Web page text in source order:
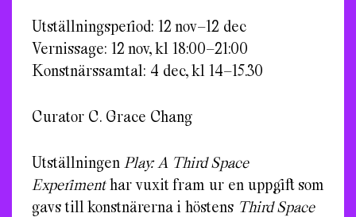
Utställningsperiod: 12 nov–12 dec
Vernissage: 12 nov, kl 18:00–21:00
Konstnärssamtal: 4 dec, kl 14–15.30
Curator C. Grace Chang
Utställningen Play: A Third Space
Experimenthar vuxit fram ur en uppgift som
gavs till konstnärerna i höstens Third Space